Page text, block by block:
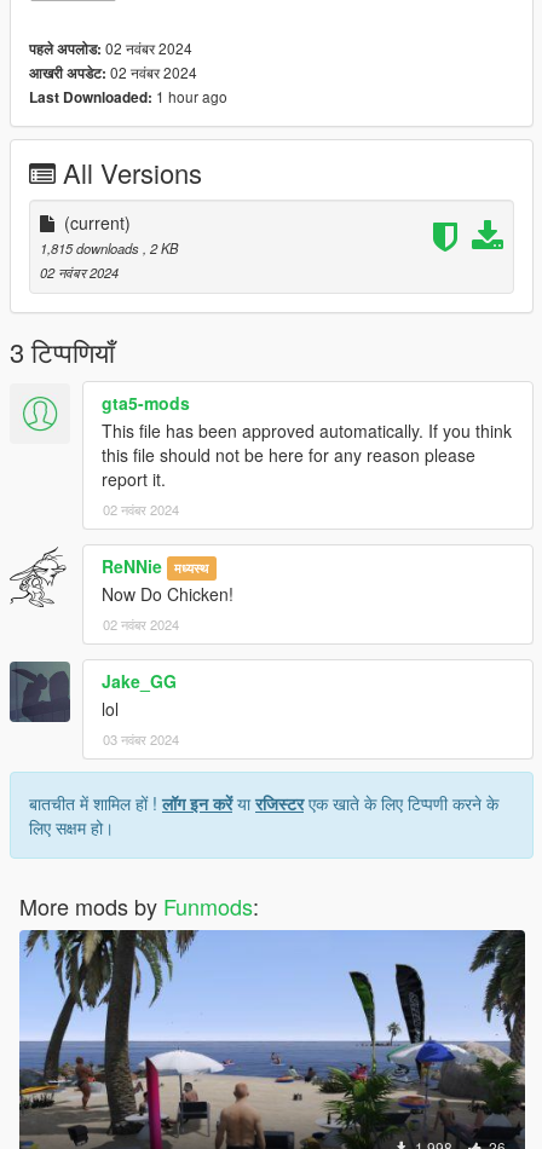
पहले अपलोड: 02 नवंबर 2024
आखरी अपडेट: 02 नवंबर 2024
Last Downloaded: 1 hour ago
All Versions
(current)
1,815 downloads , 2 KB
02 नवंबर 2024
3 टिप्पणियाँ
gta5-mods
This file has been approved automatically. If you think
this file should not be here for any reason please
report it.
02 नवंबर 2024
ReNNie मध्यस्थ
Now Do Chicken!
02 नवंबर 2024
Jake_GG
lol
03 नवंबर 2024
बातचीत में शामिल हों !लॉग इन करेंयारजिस्टरएक खाते के लिए टिप्पणी करने के
लिए सक्षम हो।
More mods by Funmods: